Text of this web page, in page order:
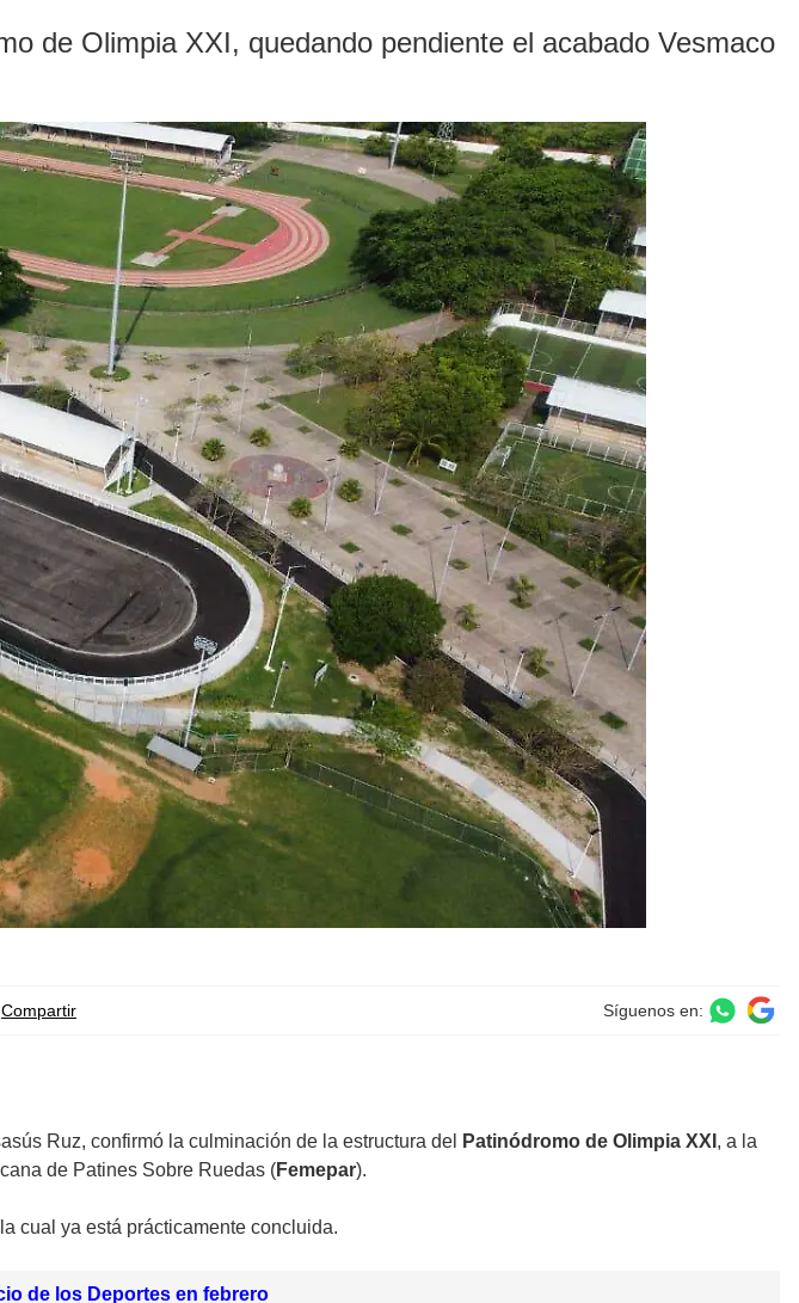
de Olimpia XXI, quedando pendiente el acabado Vesmaco
Compartir Síguenos en:
Ruz, confirmó la culminación de la estructura del Patinódromo de Olimpia XXI , a la
de Patines Sobre Ruedas (Femepar).
cual ya está prácticamente concluida.
de los Deportes en febrero